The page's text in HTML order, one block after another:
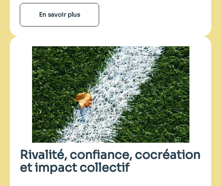
En savoir plus
Rivalité, confiance, cocréation
et impact collectif